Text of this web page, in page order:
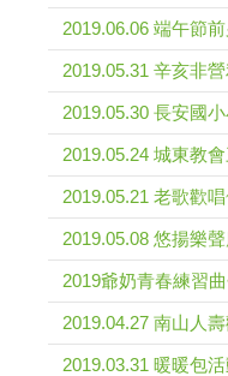
2019.06.06 端午節
2019.05.31 辛亥非
2019.05.30 長安國
2019.05.24 城東教
2019.05.21 老歌歡
2019.05.08 悠揚樂
2019爺奶青春練習
2019.04.27 南山人
2019.03.31 暖暖包